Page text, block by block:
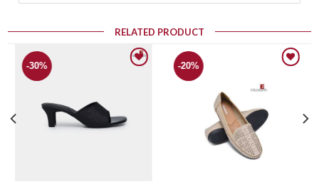
RELATED PRODUCT
-30% -20%